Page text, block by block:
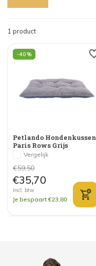
1 product
-40%
Petlando Hondenkussen
Paris Rows Grijs
Vergelijk
€59,50
€35,70
Incl. btw
Je bespaart €23,80